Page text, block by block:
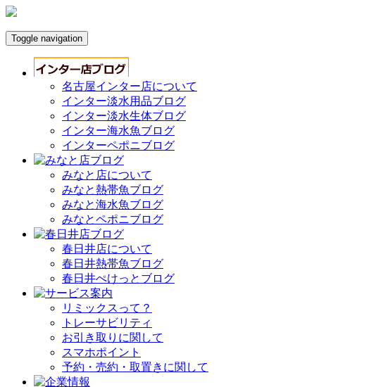
Toggle navigation
名古屋インター店について
インター淡水用品ブログ
インター淡水生体ブログ
インター海水魚ブログ
インターペポニブログ
みなと店について
みなと熱帯魚ブログ
みなと海水魚ブログ
みなとペポニブログ
春日井店について
春日井熱帯魚ブログ
春日井ぺけっとブログ
リミックスって？
トレーサビリティ
お引き取りに関して
スマホポイント
予約・売約・取置きに関して